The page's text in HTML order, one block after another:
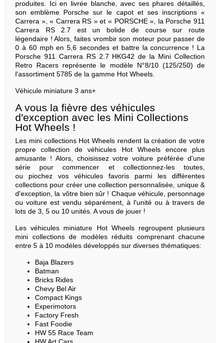
produites. Ici en livrée blanche, avec ses phares détaillés,
son emblème Porsche sur le capot et ses inscriptions «
Carrera », « Carrera RS » et « PORSCHE », la Porsche 911
Carrera RS 2.7 est un bolide de course sur route
légendaire ! Alors, faites vrombir son moteur pour passer de
0 à 60 mph en 5,6 secondes et battre la concurrence ! La
Porsche 911 Carrera RS 2.7 HKG42 de la Mini Collection
Retro Racers représente le modèle N°8/10 (125/250) de
l'assortiment 5785 de la gamme Hot Wheels.
Véhicule miniature 3 ans+
A vous la fièvre des véhicules
d'exception avec les Mini Collections
Hot Wheels !
Les mini collections Hot Wheels rendent la création de votre
propre collection de véhicules Hot Wheels encore plus
amusante ! Alors, choisissez votre voiture préférée d'une
série pour commencer et collectionnez-les toutes,
ou piochez vos véhicules favoris parmi les différentes
collections pour créer une collection personnalisée, unique &
d'exception, la vôtre bien sûr ! Chaque véhicule, personnage
ou voiture est vendu séparément, à l'unité ou à travers de
lots de 3, 5 ou 10 unités. A vous de jouer !
Les véhicules miniature Hot Wheels regroupent plusieurs
mini collections de modèles réduits comprenant chacune
entre 5 à 10 modèles développés sur diverses thématiques:
Baja Blazers
Batman
Bricks Rides
Chevy Bel Air
Compact Kings
Experimotors
Factory Fresh
Fast Foodie
HW 55 Race Team